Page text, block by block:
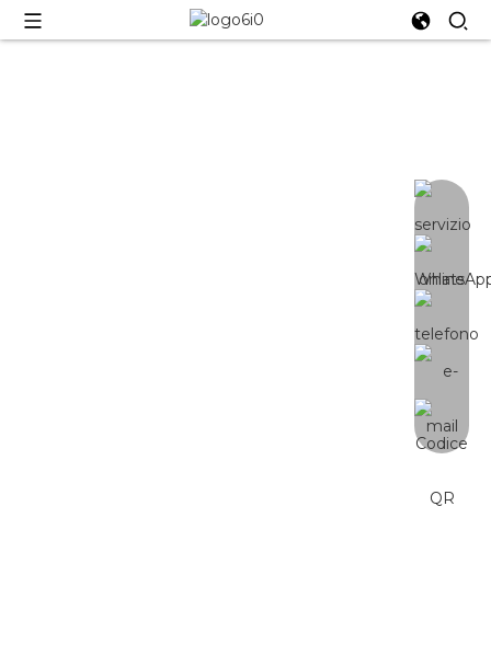
Lampada da coltivazione a 12 barre |
Controllo a 3 canali | Samsung
LM301H EVO originale ad alta
efficienza - 2,85 umol/j | PPFD ben
bilanciato, emissione di luce su 4